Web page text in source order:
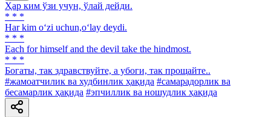
Ҳар ким ўзи учун, ўлай дейди.
* * *
Har kim o‘zi uchun,o‘lay deydi.
* * *
Each for himself and the devil take the hindmost.
* * *
Богаты, так здравствуйте, а убоги, так прощайте..
#жамоатчилик ва худбинлик ҳақида #самарадорлик ва
бесамарлик ҳақида #эпчиллик ва ношудлик ҳақида